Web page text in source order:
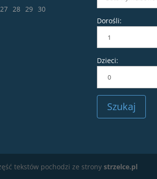
27 28 29 30
Dorośli:
Dzieci:
tekstów pochodzi ze stronystrzelce.pl